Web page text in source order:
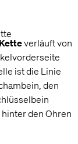
verläuft von
ist die Linie
den
den Ohren